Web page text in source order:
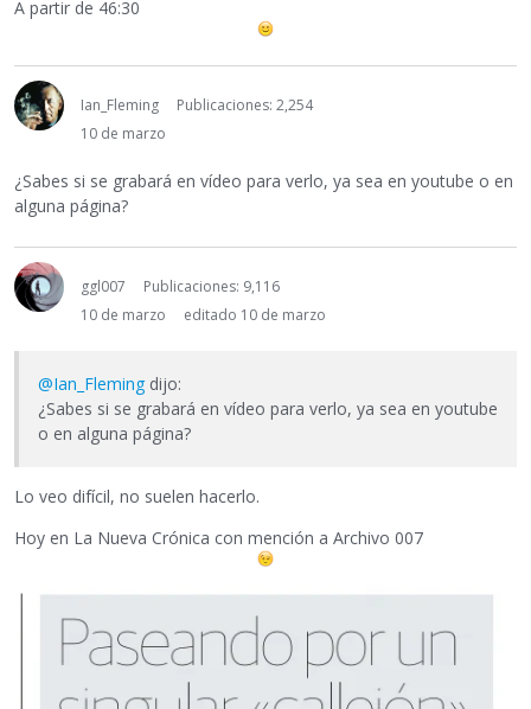
A partir de 46:30
Ian_Fleming
Publicaciones: 2,254
10 de marzo
¿Sabes si se grabará en vídeo para verlo, ya sea en youtube o en
alguna página?
ggl007
Publicaciones: 9,116
10 de marzo
editado 10 de marzo
@Ian_Fleming dijo:
¿Sabes si se grabará en vídeo para verlo, ya sea en youtube
o en alguna página?
Lo veo difícil, no suelen hacerlo.
Hoy en La Nueva Crónica con mención a Archivo 007